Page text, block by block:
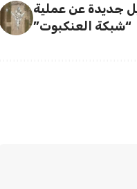
جديدة عن عملية
“شبكة العنكبوت”